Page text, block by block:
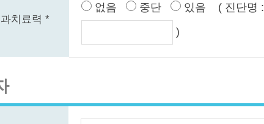
치료력 *
없음 중단 있음 ( 진단명 :
)